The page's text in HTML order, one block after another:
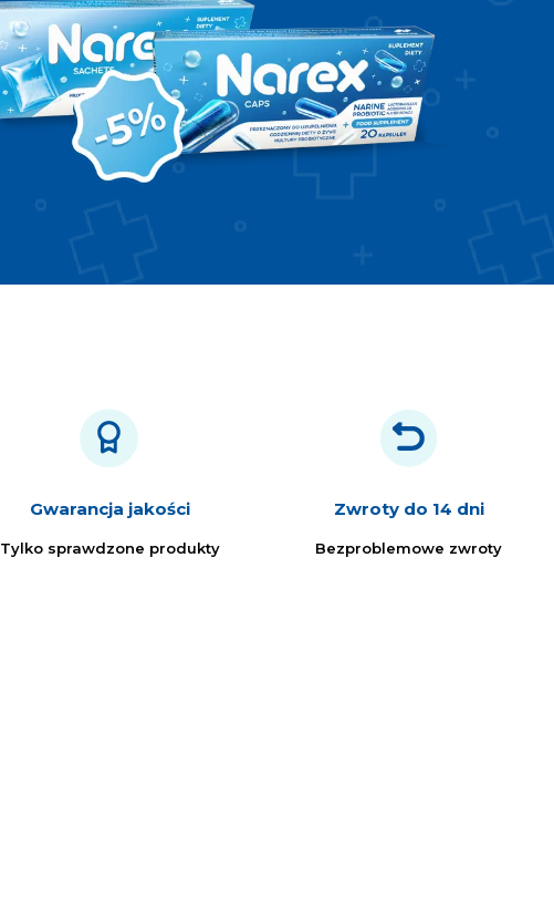
Gwarancja jakości
Tylko sprawdzone produkty
Zwroty do 14 dni
Bezproblemowe zwroty